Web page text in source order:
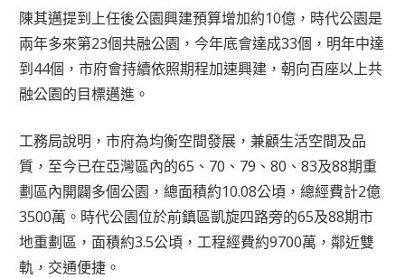
陳其邁提到上任後公園興建預算增加約10億，時代公園是
兩年多來第23個共融公園，今年底會達成33個，明年中達
到44個，市府會持續依照期程加速興建，朝向百座以上共
融公園的目標邁進。
工務局說明，市府為均衡空間發展，兼顧生活空間及品
質，至今已在亞灣區內的65、70、79、80、83及88期重
劃區內開闢多個公園，總面積約10.08公頃，總經費計2億
3500萬。時代公園位於前鎮區凱旋四路旁的65及88期市
地重劃區，面積約3.5公頃，工程經費約9700萬，鄰近雙
軌，交通便捷。